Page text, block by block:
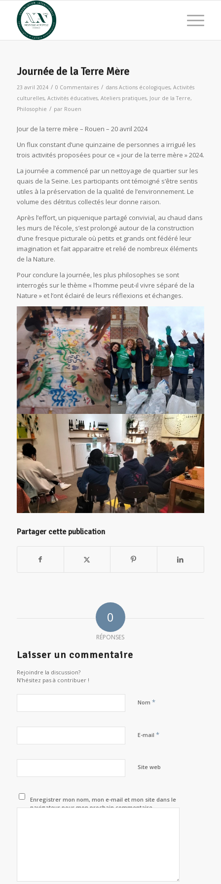
Journée de la Terre Mère
23 avril 2024 / 0 Commentaires / dans Actions écologiques, Activités
culturelles, Activités éducatives, Ateliers pratiques, Jour de la Terre,
Philosophie / par Rouen
Jour de la terre mère – Rouen – 20 avril 2024
Un flux constant d’une quinzaine de personnes a irrigué les
trois activités proposées pour ce « jour de la terre mère » 2024.
La journée a commencé par un nettoyage de quartier sur les
quais de la Seine. Les participants ont témoigné s’être sentis
utiles à la préservation de la qualité de l’environnement. Le
volume des détritus collectés leur donne raison.
Après l’effort, un piquenique partagé convivial, au chaud dans
les murs de l’école, s’est prolongé autour de la construction
d’une fresque picturale où petits et grands ont fédéré leur
imagination et fait apparaitre et relié de nombreux éléments
de la Nature.
Pour conclure la journée, les plus philosophes se sont
interrogés sur le thème « l’homme peut-il vivre séparé de la
Nature » et l’ont éclairé de leurs réflexions et échanges.
Partager cette publication
0
RÉPONSES
Laisser un commentaire
Rejoindre la discussion?
N’hésitez pas à contribuer !
Nom *
E-mail *
Site web
Enregistrer mon nom, mon e-mail et mon site dans le
navigateur pour mon prochain commentaire.